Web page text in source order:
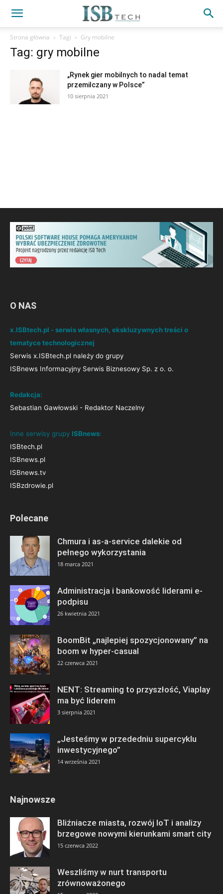
Strona główna Tagi Gry mobilne
Tag: gry mobilne
„Rynek gier mobilnych to nadal temat
przemilczany w Polsce”
10 sierpnia 2021
O NAS
x.ISBtech.pl - serwis własnych, ekskluzywnych treści o
tematyce technologicznej
Serwis x.ISBtech.pl należy do grupy
ISBnews Informacyjny Serwis Biznesowy Sp. z o. o.
Redakcja:
Sebastian Gawłowski - Redaktor Naczelny
Inne serwisy grupy ISBnews:
ISBtech.pl
ISBnews.pl
ISBnews.tv
ISBzdrowie.pl
Polecane
Chmura i as-a-service dalekie od
pełnego wykorzystania
18 marca 2021
Administracja i bankowość liderami e-
podpisu
26 kwietnia 2021
BoomBit „najlepiej spozycjonowany” na
boom w hyper-casual
22 czerwca 2021
NENT: Streaming to przyszłość, Viaplay
ma być liderem
3 sierpnia 2021
„Jesteśmy w przededniu supercyklu
inwestycyjnego”
14 września 2021
Najnowsze
Bliźniacze miasta, rozwój IoT i analizy
brzegowe nowymi kierunkami smart city
15 czerwca 2022
Weszliśmy w nurt transportu
zrównoważonego